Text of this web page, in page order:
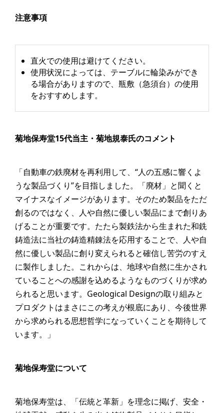
注意事項
直火での使用は避けてください。
使用状況によっては、テーブルに輪染みができ
る場合がありますので、瓶敷（急須台）の使用
をおすすめします。
菊地保寿堂15代当主・菊地規泰氏のコメント
「自動車の鉄廃材を再利用して、“人の五感に響くよ
うな製品づくり”を目指しました。「廃材」と聞くと
マイナスなイメージがあります。そのため製品をただ
創るのではなく、人や自然に優しい製品にまで創りあ
げることが重要です。たたら製鉄法から生まれた和銑
鋳造法に当社の鋳造精錬法を応用することで、人や自
然に優しい製品に創り変えられると確信し苦労のすえ
に製作しました。これからは、地球や自然に生かされ
ていることへの感謝を込めるようなものづくりが求め
られると思います。Geological Designの取り組みと
プロダクトはまさにこの考えが根底にあり、今後世界
から求められる思想哲学になっていくことを期待して
います。」
菊地保寿堂について
菊地保寿堂は、「伝統と革新」を理念に掲げ、安全・